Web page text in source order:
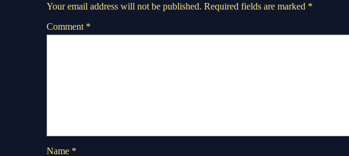
Your email address will not be published. Required fields are marked *
Comment *
Name *